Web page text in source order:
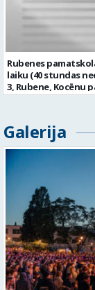
Izglītības likuma
prasībām;
organizēt savu
atbilstoši Ministru
samaksas
devēja
beigām; atsaucīgu kolektīvu. Curriculum
27.augustam. Tālrunis uzziņām:
IZGLĪTĪBAS
iela 2, Kocēni,
Darbības joma:
līdz: 2026-08-27
Rubenes
laiku (40 stundas
3, Rubene, Kocēnu pagasts,
bērnu aprūpi
ievērošanu;
ir: vismaz vispārējā
ar bērniem); valsts
prasībām;
veikt savu darbu,
attieksme pret
kultūra; pozitīva un
piedāvājam:
nomaksas, pēc
iespēju saņemt
darba devēja
laika beigām, kā
rezultātiem un
un sakārtotu darba vidi. Pieteikuma vēstuli,
Galerija